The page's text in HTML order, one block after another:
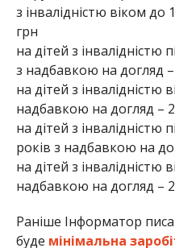
з інвалідністю віком до
грн
на дітей з інвалідністю
з надбавкою на догляд
на дітей з інвалідністю
надбавкою на догляд –
на дітей з інвалідністю
років з надбавкою на
на дітей з інвалідністю
надбавкою на догляд –
Раніше Інформатор
буде мінімальна